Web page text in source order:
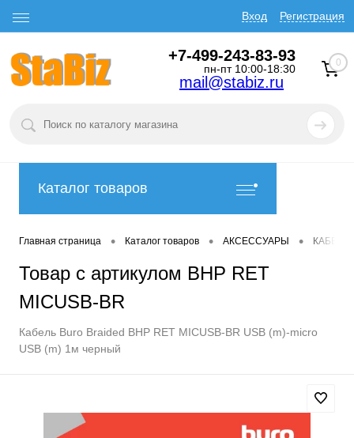
Вход Регистрация
+7-499-243-83-93
пн-пт 10:00-18:30
mail@stabiz.ru
0
Каталог товаров
Главная страница • Каталог товаров • АКСЕССУАРЫ •
Товар с артикулом BHP RET
MICUSB-BR
Кабель Buro Braided BHP RET MICUSB-BR USB (m)-micro
USB (m) 1м черный